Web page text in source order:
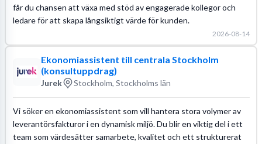
får du chansen att växa med stöd av engagerade kollegor och
ledare för att skapa långsiktigt värde för kunden.
2026-08-14
Ekonomiassistent till centrala Stockholm
(konsultuppdrag)
Jurek Stockholm, Stockholms län
Vi söker en ekonomiassistent som vill hantera stora volymer av
leverantörsfakturor i en dynamisk miljö. Du blir en viktig del i ett
team som värdesätter samarbete, kvalitet och ett strukturerat